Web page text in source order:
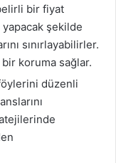
bir fiyat
şekilde
sınırlayabilirler.
bir koruma sağlar.
düzenli